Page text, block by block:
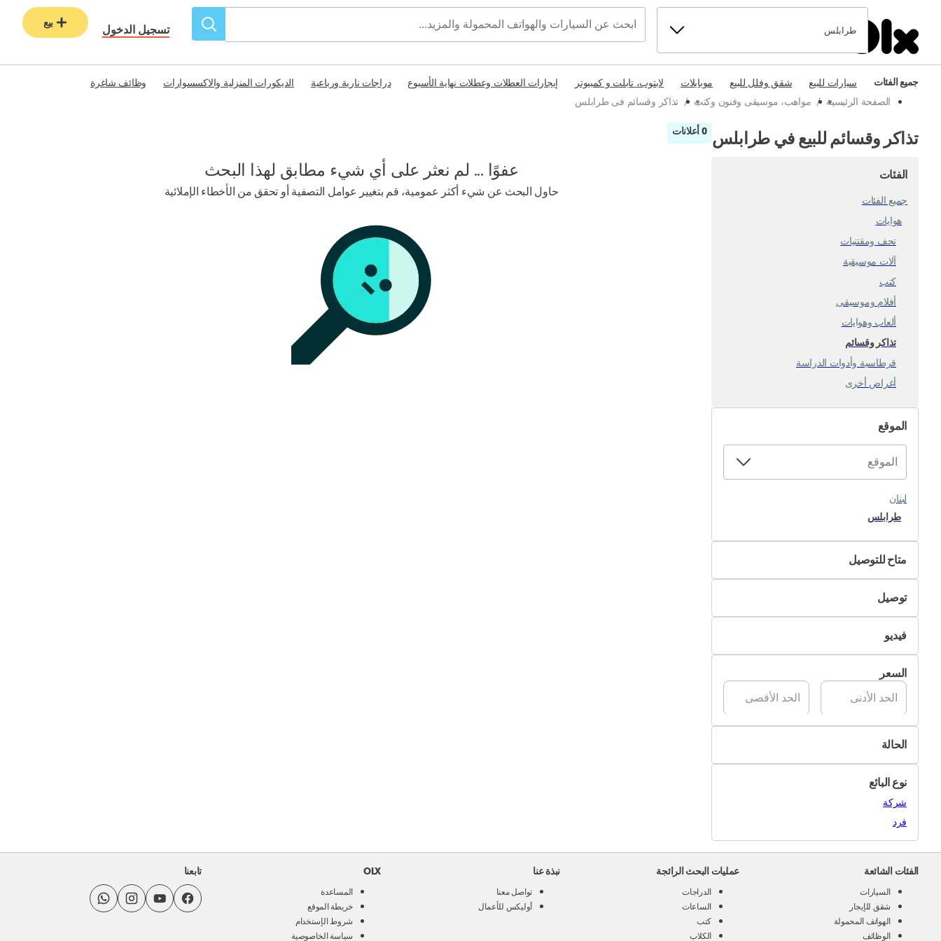
طرابلس تسجيل الدخول
بيع
جميع الفئات سيارات للبيع شقق وفلل للبيع موبايلات لابتوب، تابلت و كمبيوتر إيجارات العطلات وعطلات نهاية الأسبوع دراجات نارية ورباعية الديكورات المنزلية والاكسسوارات
وظائف شاغرة
الصفحة الرئيسية / مواهب، موسيقى وفنون وكتب / تذاكر وقسائم فى طرابلس
تذاكر وقسائم للبيع في طرابلس 0 أعلانات
الفئات
جميع الفئات
هوايات
تحف ومقتنيات
آلات موسيقية
كتب
أفلام وموسيقى
ألعاب وهوايات
تذاكر وقسائم
قرطاسية وأدوات الدراسة
أغراض أخرى
الموقع
لبنان
طرابلس
متاح للتوصيل
لا
نعم
توصيل
التسليم الذاتي
تسليم Pik&Dropفيديو
غير متوفر
متوفرالسعر
الحالة
جديد
مستعملنوع البائع
شركة
فرد
عفوًا ... لم نعثر على أي شيء مطابق لهذا البحث
حاول البحث عن شيء أكثر عمومية، قم بتغيير عوامل التصفية أو تحقق من الأخطاء الإملائية
الفئات الشائعة
السيارات
شقق للإيجار
الهواتف المحمولة
الوظائف
عمليات البحث الرائجة
الدراجات
الساعات
كتب
الكلاب
نبذة عنا
تواصل معنا
أوليكس للأعمال
OLX
المساعدة
خريطة الموقع
شروط الإستخدام
سياسة الخاصوصية
تابعنا